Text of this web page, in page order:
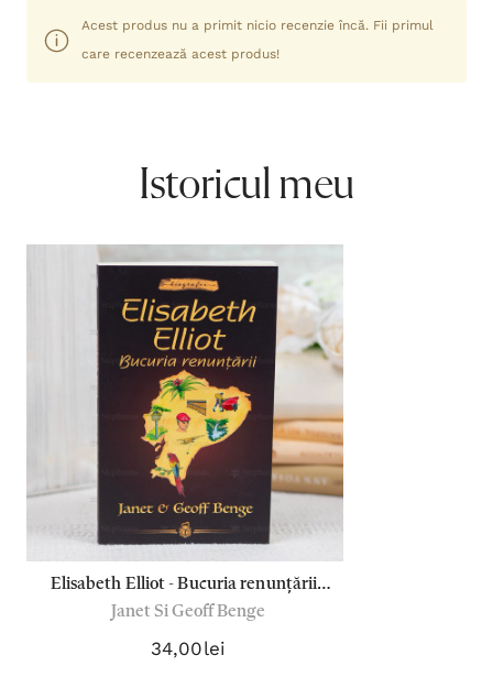
Acest produs nu a primit nicio recenzie încă. Fii primul
care recenzează acest produs!
Istoricul meu
Elisabeth Elliot - Bucuria renunțării -
Janet & Geoff Benge (Biografii)
Janet Si Geoff Benge
34,00lei